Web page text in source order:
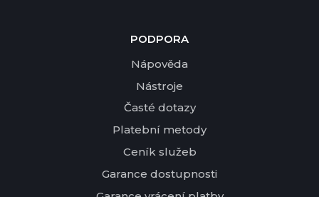
PODPORA
Nápověda
Nástroje
Časté dotazy
Platební metody
Ceník služeb
Garance dostupnosti